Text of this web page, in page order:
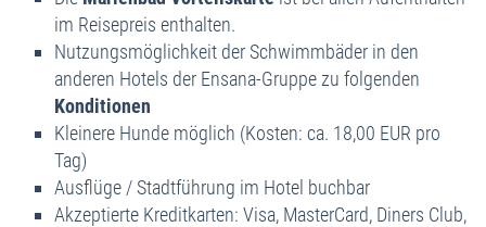
im Reisepreis enthalten.
Nutzungsmöglichkeit der Schwimmbäder in den
anderen Hotels der Ensana-Gruppe zu folgenden
Konditionen
Kleinere Hunde möglich (Kosten: ca. 18,00 EUR pro
Tag)
Ausflüge / Stadtführung im Hotel buchbar
Akzeptierte Kreditkarten: Visa, MasterCard, Diners Club,